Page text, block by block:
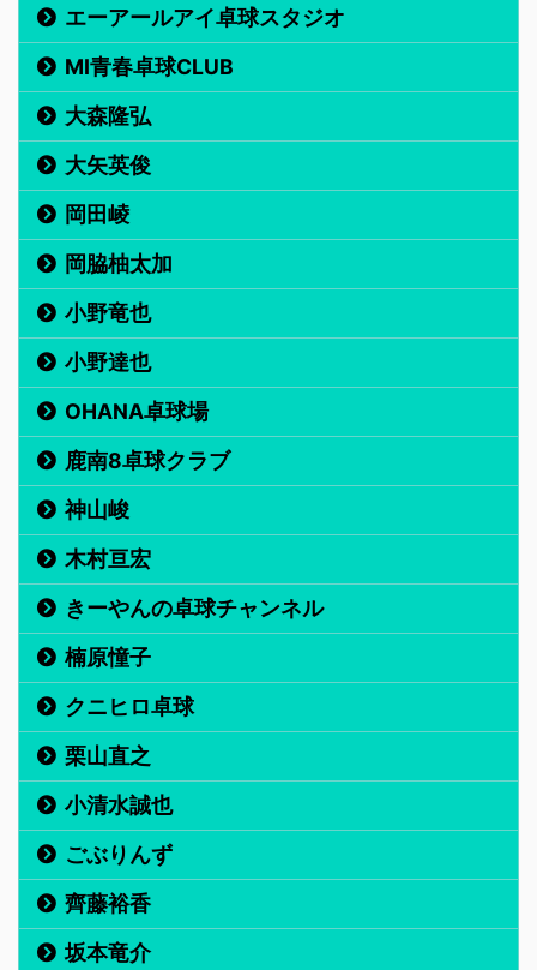
エーアールアイ卓球スタジオ
MI青春卓球CLUB
大森隆弘
大矢英俊
岡田崚
岡脇柚太加
小野竜也
小野達也
OHANA卓球場
鹿南8卓球クラブ
神山峻
木村亘宏
きーやんの卓球チャンネル
楠原憧子
クニヒロ卓球
栗山直之
小清水誠也
ごぶりんず
齊藤裕香
坂本竜介